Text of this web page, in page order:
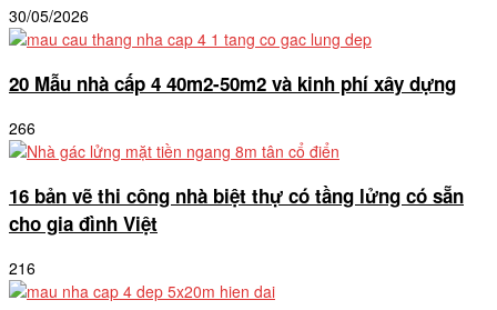
30/05/2026
20 Mẫu nhà cấp 4 40m2-50m2 và kinh phí xây dựng
266
16 bản vẽ thi công nhà biệt thự có tầng lửng có sẵn
cho gia đình Việt
216